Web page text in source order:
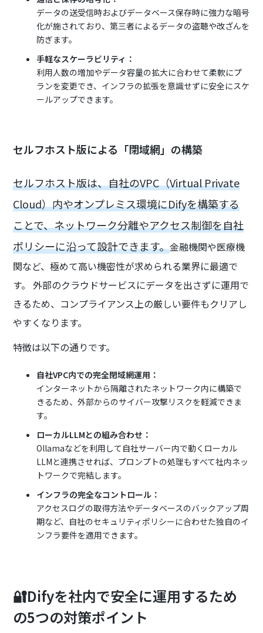
データの送受信時およびデータベース保存時に強力な暗号
化が施されており、第三者によるデータの盗聴や改ざんを
防ぎます。
手軽なスケーラビリティ：
利用人数の増加やデータ容量の拡大に合わせて柔軟にプ
ランを変更でき、インフラの拡張を意識せずに安全にスケ
ールアップできます。
セルフホスト版による「閉域網」の構築
セルフホスト版は、自社のVPC（Virtual Private
Cloud）内やオンプレミス環境にDifyを構築する
ことで、ネットワーク分離やアクセス制御を自社
ポリシーに沿って設計できます。金融機関や医療機
関など、極めて高い機密性が求められる業界に最適で
す。 外部のクラウドサービスにデータを出さずに運用で
きるため、コンプライアンス上の厳しい要件もクリアし
やすくなります。
特徴は以下の通りです。
自社VPC内での完全閉域網運用：
インターネットから隔離されたネットワーク内に構築で
きるため、外部からのサイバー攻撃リスクを軽減できま
す。
ローカルLLMとの組み合わせ：
Ollamaなどを利用して自社サーバー内で動くローカル
LLMと連携させれば、プロンプトの処理もすべて社内ネッ
トワークで完結します。
インフラの完全なコントロール：
アクセスログの取得方法やデータベースのバックアップ周
期など、自社のセキュリティポリシーに合わせた独自のイ
ンフラ要件を適用できます。
🔐Difyを社内で安全に運用するため
の5つの対策ポイント